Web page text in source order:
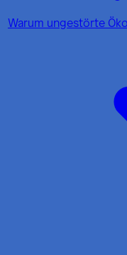
Warum ungestörte